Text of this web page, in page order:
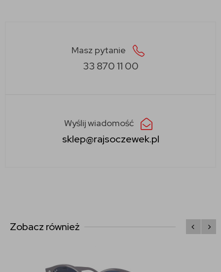
Masz pytanie
33 870 11 00
Wyślij wiadomość
sklep@rajsoczewek.pl
Zobacz również